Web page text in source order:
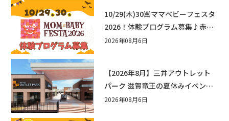
10/29(木)30㈮ママベビーフェスタ
2026！体験プログラム募集♪赤ち
ゃん向けイベントに出演しません
2026年08月6日
【2026年8月】三井アウトレット
パーク 滋賀竜王の夏休みイベント
まとめ！びしょぬれ水あそび・激
2026年08月6日